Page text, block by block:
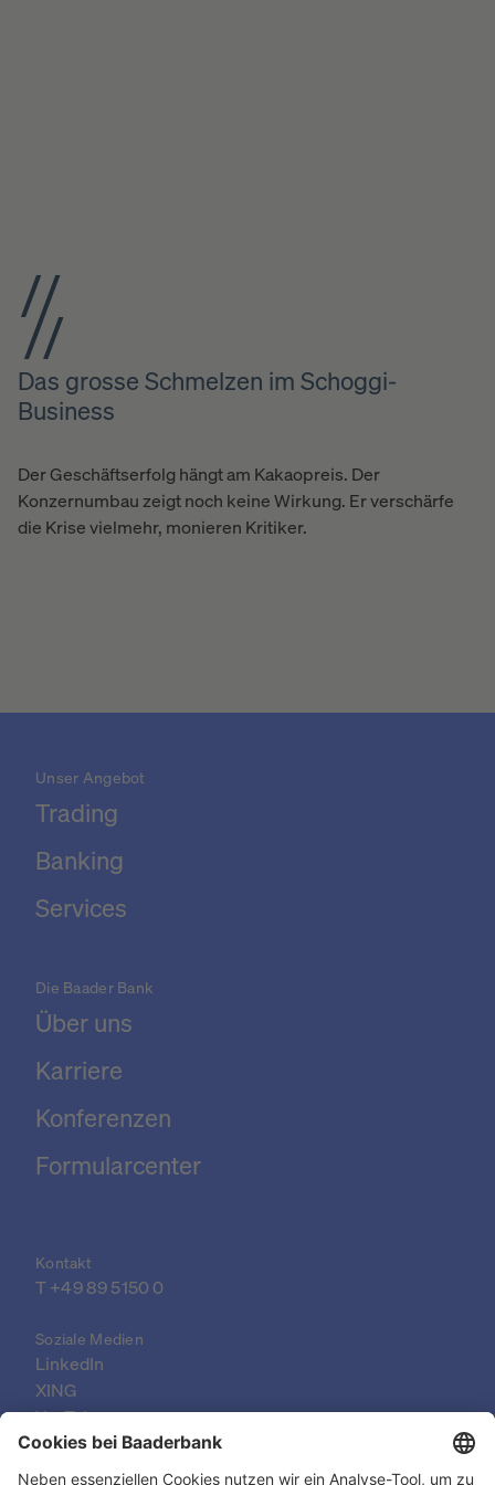
Das grosse Schmelzen im Schoggi-
Business
Der Geschäftserfolg hängt am Kakaopreis. Der
Konzernumbau zeigt noch keine Wirkung. Er verschärfe
die Krise vielmehr, monieren Kritiker.
Unser Angebot
Trading
Banking
Services
Die Baader Bank
Über uns
Karriere
Konferenzen
Formularcenter
Kontakt
T +49 89 5150 0
Soziale Medien
LinkedIn
XING
YouTube